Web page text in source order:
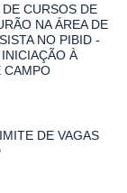
CURSOS DE
NA ÁREA DE
NO PIBID -
À
CAMPO
DE VAGAS